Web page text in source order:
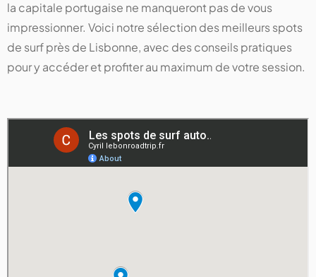
la capitale portugaise ne manqueront pas de vous
impressionner. Voici notre sélection des meilleurs spots
de surf près de Lisbonne, avec des conseils pratiques
pour y accéder et profiter au maximum de votre session.